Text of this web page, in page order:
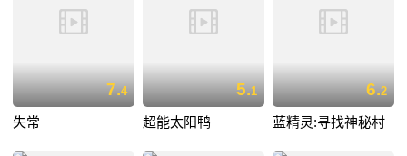
7.4
失常
5.1
超能太阳鸭
6.2
蓝精灵:寻找神秘村